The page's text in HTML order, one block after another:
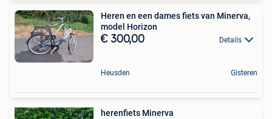
Heren en een dames fiets van Minerva,
model Horizon
€ 300,00 Details
Heusden Gisteren
herenfiets Minerva